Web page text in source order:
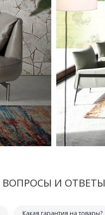
ВОПРОСЫ И ОТВЕТЫ
Какая гарантия на товары?